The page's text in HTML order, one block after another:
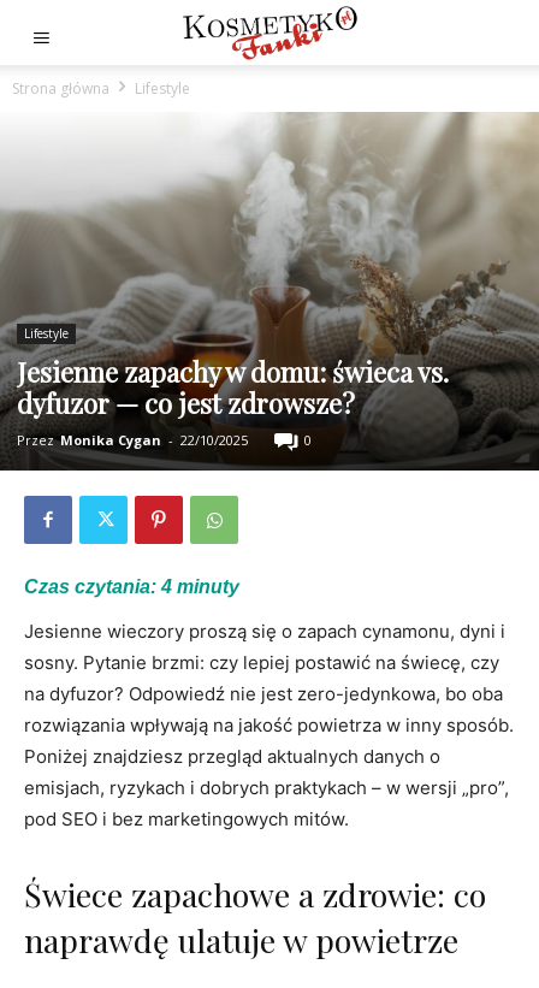
Strona główna Lifestyle
Lifestyle
Jesienne zapachy w domu: świeca vs.
dyfuzor — co jest zdrowsze?
Przez Monika Cygan - 22/10/2025 0
Czas czytania: 4 minuty
Jesienne wieczory proszą się o zapach cynamonu, dyni i
sosny. Pytanie brzmi: czy lepiej postawić na świecę, czy
na dyfuzor? Odpowiedź nie jest zero-jedynkowa, bo oba
rozwiązania wpływają na jakość powietrza w inny sposób.
Poniżej znajdziesz przegląd aktualnych danych o
emisjach, ryzykach i dobrych praktykach – w wersji „pro”,
pod SEO i bez marketingowych mitów.
Świece zapachowe a zdrowie: co
naprawdę ulatuje w powietrze